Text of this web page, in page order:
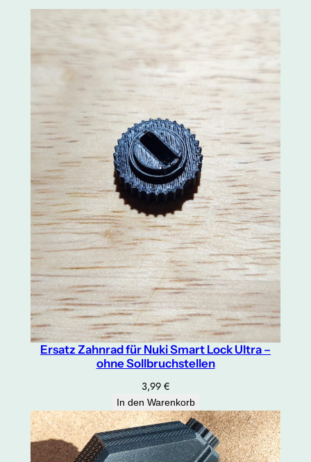
Ersatz Zahnrad für Nuki Smart Lock Ultra –
ohne Sollbruchstellen
3,99 €
In den Warenkorb